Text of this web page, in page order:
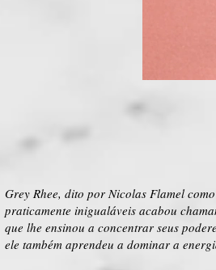
Grey Rhee, dito por Nicolas Flamel
praticamente inigualáveis acabou
que lhe ensinou a concentrar seus
ele também aprendeu a dominar a